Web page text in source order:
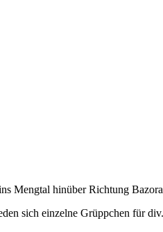
Mengtal hinüber Richtung
sich einzelne Grüppchen für